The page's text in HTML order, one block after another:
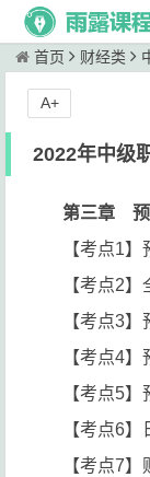
首页 财经类
2022年中级
第三章 预
【考点1
【考点2
【考点3
【考点4
【考点5
【考点6
【考点7
A+